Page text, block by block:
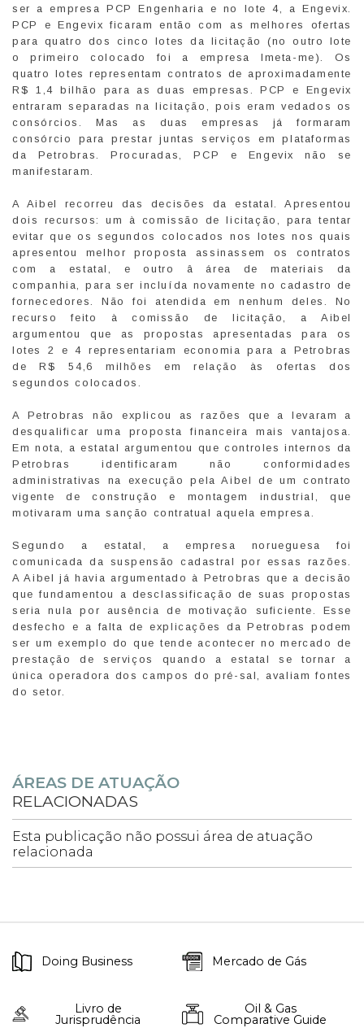
ser a empresa PCP Engenharia e no lote 4, a Engevix.
PCP e Engevix ficaram então com as melhores ofertas
para quatro dos cinco lotes da licitação (no outro lote
o primeiro colocado foi a empresa Imeta-me). Os
quatro lotes representam contratos de aproximadamente
R$ 1,4 bilhão para as duas empresas. PCP e Engevix
entraram separadas na licitação, pois eram vedados os
consórcios. Mas as duas empresas já formaram
consórcio para prestar juntas serviços em plataformas
da Petrobras. Procuradas, PCP e Engevix não se
manifestaram.
A Aibel recorreu das decisões da estatal. Apresentou
dois recursos: um à comissão de licitação, para tentar
evitar que os segundos colocados nos lotes nos quais
apresentou melhor proposta assinassem os contratos
com a estatal, e outro â área de materiais da
companhia, para ser incluída novamente no cadastro de
fornecedores. Não foi atendida em nenhum deles. No
recurso feito à comissão de licitação, a Aibel
argumentou que as propostas apresentadas para os
lotes 2 e 4 representariam economia para a Petrobras
de R$ 54,6 milhões em relação às ofertas dos
segundos colocados.
A Petrobras não explicou as razões que a levaram a
desqualificar uma proposta financeira mais vantajosa.
Em nota, a estatal argumentou que controles internos da
Petrobras identificaram não conformidades
administrativas na execução pela Aibel de um contrato
vigente de construção e montagem industrial, que
motivaram uma sanção contratual aquela empresa.
Segundo a estatal, a empresa norueguesa foi
comunicada da suspensão cadastral por essas razões.
A Aibel já havia argumentado à Petrobras que a decisão
que fundamentou a desclassificação de suas propostas
seria nula por ausência de motivação suficiente. Esse
desfecho e a falta de explicações da Petrobras podem
ser um exemplo do que tende acontecer no mercado de
prestação de serviços quando a estatal se tornar a
única operadora dos campos do pré-sal, avaliam fontes
do setor.
ÁREAS DE ATUAÇÃO
RELACIONADAS
Esta publicação não possui área de atuação
relacionada
Doing Business Mercado de Gás
Livro de
Jurisprudência
Oil & Gas
Comparative Guide